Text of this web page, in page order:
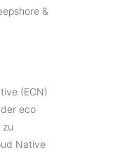
&
(ECN)
eco
zu
Native